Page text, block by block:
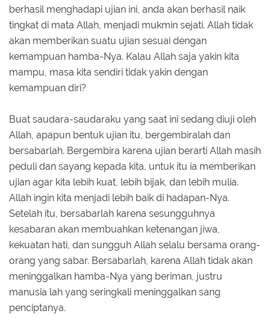
berhasil menghadapi ujian ini, anda akan berhasil naik
tingkat di mata Allah, menjadi mukmin sejati. Allah tidak
akan memberikan suatu ujian sesuai dengan
kemampuan hamba-Nya. Kalau Allah saja yakin kita
mampu, masa kita sendiri tidak yakin dengan
kemampuan diri?
Buat saudara-saudaraku yang saat ini sedang diuji oleh
Allah, apapun bentuk ujian itu, bergembiralah dan
bersabarlah. Bergembira karena ujian berarti Allah masih
peduli dan sayang kepada kita, untuk itu ia memberikan
ujian agar kita lebih kuat, lebih bijak, dan lebih mulia.
Allah ingin kita menjadi lebih baik di hadapan-Nya.
Setelah itu, bersabarlah karena sesungguhnya
kesabaran akan membuahkan ketenangan jiwa,
kekuatan hati, dan sungguh Allah selalu bersama orang-
orang yang sabar. Bersabarlah, karena Allah tidak akan
meninggalkan hamba-Nya yang beriman, justru
manusia lah yang seringkali meninggalkan sang
penciptanya.